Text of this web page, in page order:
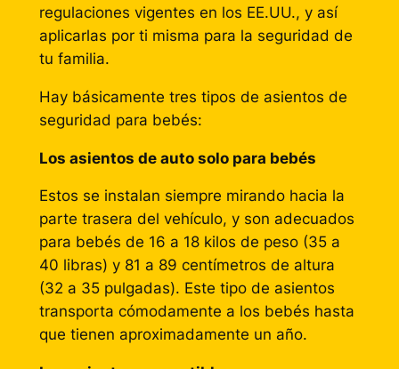
regulaciones vigentes en los EE.UU., y así
aplicarlas por ti misma para la seguridad de
tu familia.
Hay básicamente tres tipos de asientos de
seguridad para bebés:
Los asientos de auto solo para bebés
Estos se instalan siempre mirando hacia la
parte trasera del vehículo, y son adecuados
para bebés de 16 a 18 kilos de peso (35 a
40 libras) y 81 a 89 centímetros de altura
(32 a 35 pulgadas). Este tipo de asientos
transporta cómodamente a los bebés hasta
que tienen aproximadamente un año.